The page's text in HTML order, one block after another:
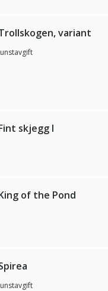
variant
skjegg I
of the Pond